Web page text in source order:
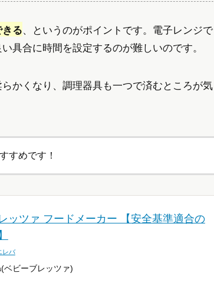
る、というのがポイントです。電子レンジで
具合に時間を設定するのが難しいのです。
かくなり、調理器具も一つで済むところが気
すめです！
ッツァ フードメーカー 【安全基準適合の
レバ
ベビーブレッツァ)